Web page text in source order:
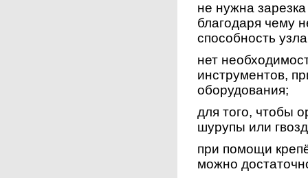
не нужна
благодаря чему
способность
нет
инструментов,
оборудования;
для того, чтобы
шурупы или
при помощи
можно